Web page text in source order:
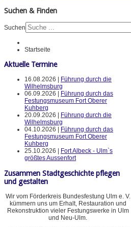
Suchen & Finden
Suchen
Startseite
Aktuelle Termine
16.08.2026 |
Führung durch die
Wilhelmsburg
06.09.2026 |
Führung durch das
Festungsmuseum Fort Oberer
Kuhberg
20.09.2026 |
Führung durch die
Wilhelmsburg
04.10.2026 |
Führung durch das
Festungsmuseum Fort Oberer
Kuhberg
25.10.2026 |
Fort Albeck - Ulm`s
größtes Aussenfort
Zusammen Stadtgeschichte pflegen
und gestalten
Wir vom Förderkreis Bundesfestung Ulm e. V.
kümmern uns um Erhalt, Restauration und
Rekonstruktion vieler Festungswerke in Ulm
und Neu-Ulm.